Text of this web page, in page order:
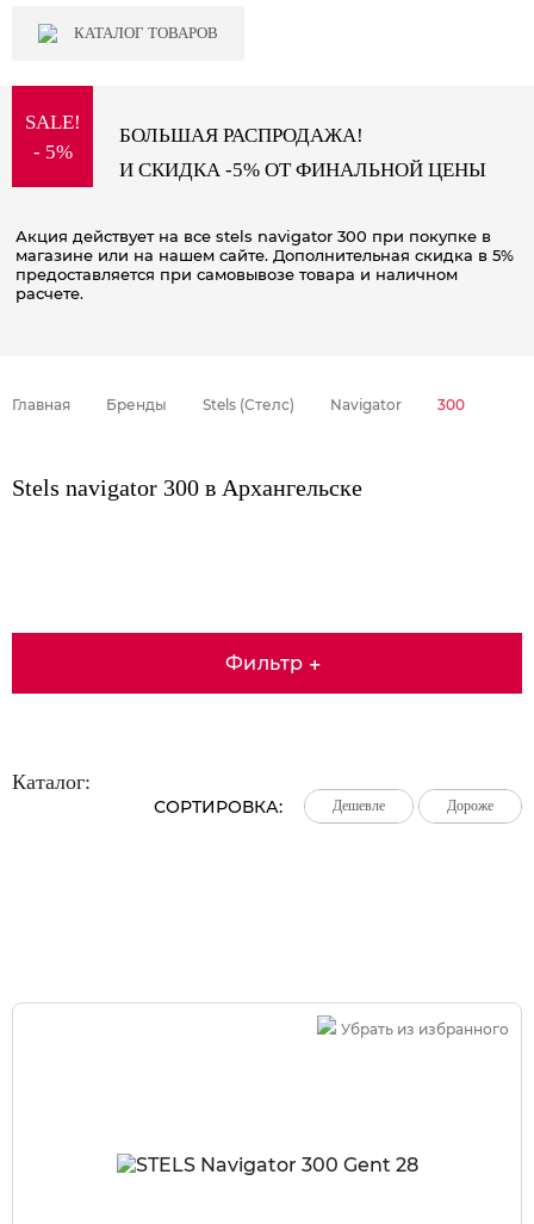
КАТАЛОГ ТОВАРОВ
SALE!
- 5%
БОЛЬШАЯ РАСПРОДАЖА!
И СКИДКА -5% ОТ ФИНАЛЬНОЙ ЦЕНЫ
Акция действует на все stels navigator 300 при покупке в
магазине или на нашем сайте. Дополнительная скидка в 5%
предоставляется при самовывозе товара и наличном
расчете.
Главная Бренды Stels (Стелс) Navigator 300
Stels navigator 300 в Архангельске
Фильтр +
Каталог:
СОРТИРОВКА: Дешевле
Дешевле
Дешевле Дороже
Дороже
Дороже
Убрать из избранного